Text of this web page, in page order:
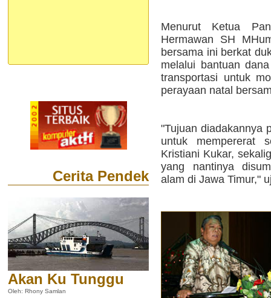
Cerita Pendek
Akan Ku Tunggu
Oleh: Rhony Samlan
Menurut Ketua
Hermawan SH
bersama ini berkat
melalui bantuan
transportasi untuk
perayaan natal
"Tujuan diadakannya
untuk mempererat
Kristiani Kukar,
yang nantinya
alam di Jawa Timur,"